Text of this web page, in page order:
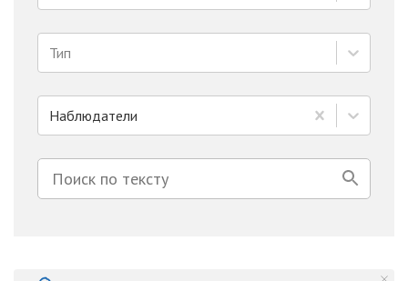
Тип
Наблюдатели